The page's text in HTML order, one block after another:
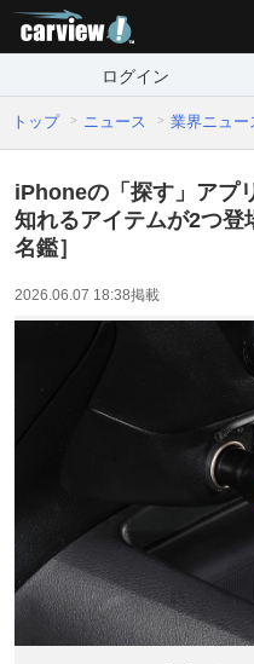
ログイン
トップ ニュース 業界ニュー
iPhoneの「探す」アプ
知れるアイテムが2つ登
名鑑］
2026.06.07 18:38掲載